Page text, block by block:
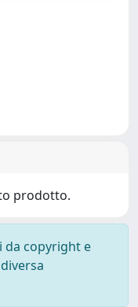
prodotto.
da copyright e